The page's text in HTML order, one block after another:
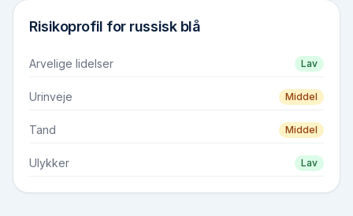
Risikoprofil for russisk blå
Arvelige lidelser Lav
Urinveje Middel
Tand Middel
Ulykker Lav